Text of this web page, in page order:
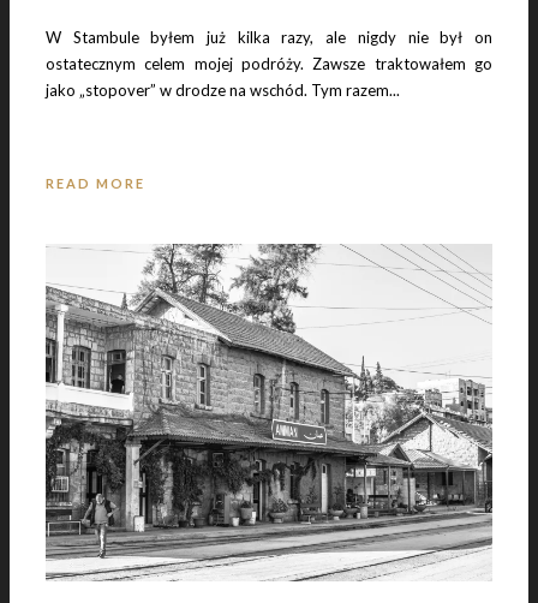
W Stambule byłem już kilka razy, ale nigdy nie był on
ostatecznym celem mojej podróży. Zawsze traktowałem go
jako „stopover” w drodze na wschód. Tym razem...
READ MORE